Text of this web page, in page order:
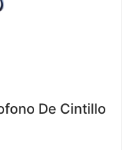
De Cintillo